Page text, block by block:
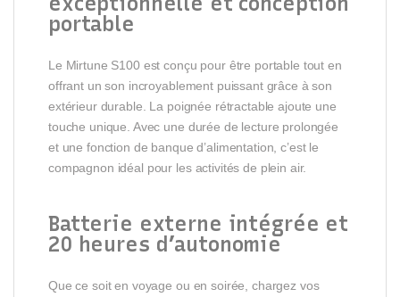
portable
Le Mirtune S100 est conçu pour être portable tout en
offrant un son incroyablement puissant grâce à son
extérieur durable. La poignée rétractable ajoute une
touche unique. Avec une durée de lecture prolongée
et une fonction de banque d’alimentation, c’est le
compagnon idéal pour les activités de plein air.
Batterie externe intégrée et
20 heures d’autonomie
Que ce soit en voyage ou en soirée, chargez vos